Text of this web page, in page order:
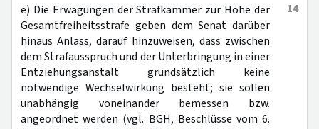
14
e) Die Erwägungen der Strafkammer zur Höhe der
Gesamtfreiheitsstrafe geben dem Senat darüber
hinaus Anlass, darauf hinzuweisen, dass zwischen
dem Strafausspruch und der Unterbringung in einer
Entziehungsanstalt grundsätzlich keine
notwendige Wechselwirkung besteht; sie sollen
unabhängig voneinander bemessen bzw.
angeordnet werden (vgl. BGH, Beschlüsse vom 6.